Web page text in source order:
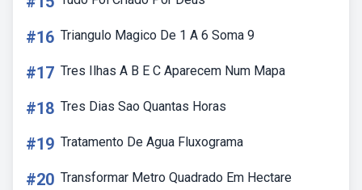
#16 Triangulo Magico De 1 A 6 Soma 9
#17 Tres Ilhas A B E C Aparecem Num Mapa
#18 Tres Dias Sao Quantas Horas
#19 Tratamento De Agua Fluxograma
#20 Transformar Metro Quadrado Em Hectare